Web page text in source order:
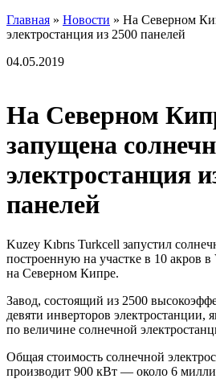
Главная » Новости » На Северном
электростанция из 2500 панелей
04.05.2019
На Северном
запущена
электростанция
панелей
Kuzey Kıbrıs Turkcell запустил
построенную на участке в 10 акров в
на Северном Кипре.
Завод, состоящий из 2500
девяти инверторов электростанции,
по величине солнечной
Общая стоимость солнечной
производит 900 кВт — около 6